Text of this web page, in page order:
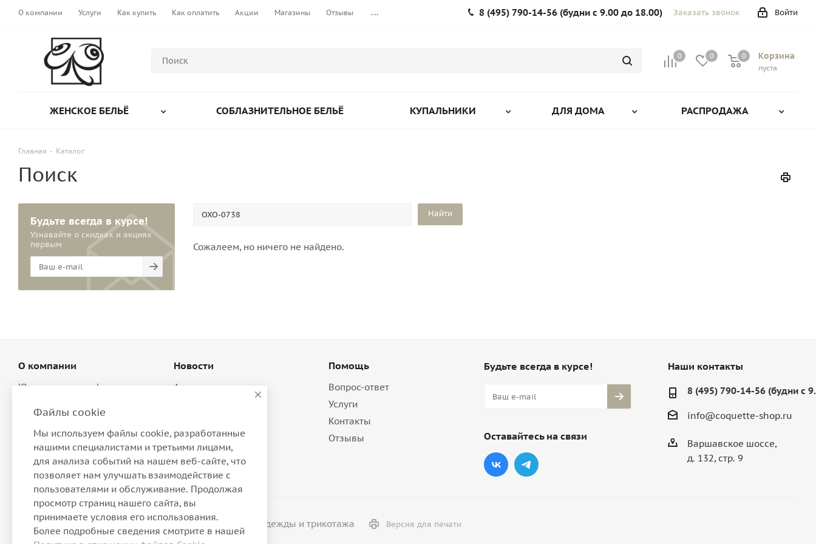
О компании Услуги Как купить Как оплатить Акции Магазины Отзывы ... Войти
8 (495) 790-14-56 (будни с 9.00 до 18.00) Заказать звонок
0 0 Корзина
0
пуста
0
ЖЕНСКОЕ БЕЛЬЁ СОБЛАЗНИТЕЛЬНОЕ БЕЛЬЁ КУПАЛЬНИКИ ДЛЯ ДОМА РАСПРОДАЖА
Главная - Каталог
Поиск
Сожалеем, но ничего не найдено.
Будьте всегда в курсе!
Узнавайте о скидках и акциях
первым
О компании
Юридическая информация
Производители
Программа лояльности
Новости
Акции
Обмен и возврат
Помощь
Вопрос-ответ
Услуги
Контакты
Отзывы
Будьте всегда в курсе!
Оставайтесь на связи
Наши контакты
8 (495) 790-14-56 (будни с
info@coquette-shop.ru
Варшавское шоссе,
д. 132, стр. 9
2026 © Интернет-магазин нижнего белья, домашней одежды и трикотажа Версия для печати
Файлы cookie
Мы используем файлы cookie, разработанные
нашими специалистами и третьими лицами,
для анализа событий на нашем веб-сайте, что
позволяет нам улучшать взаимодействие с
пользователями и обслуживание. Продолжая
просмотр страниц нашего сайта, вы
принимаете условия его использования.
Более подробные сведения смотрите в нашей